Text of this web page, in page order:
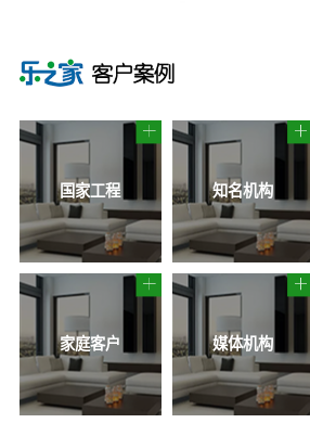
国家工程
家庭客户
知名机构
媒体机构